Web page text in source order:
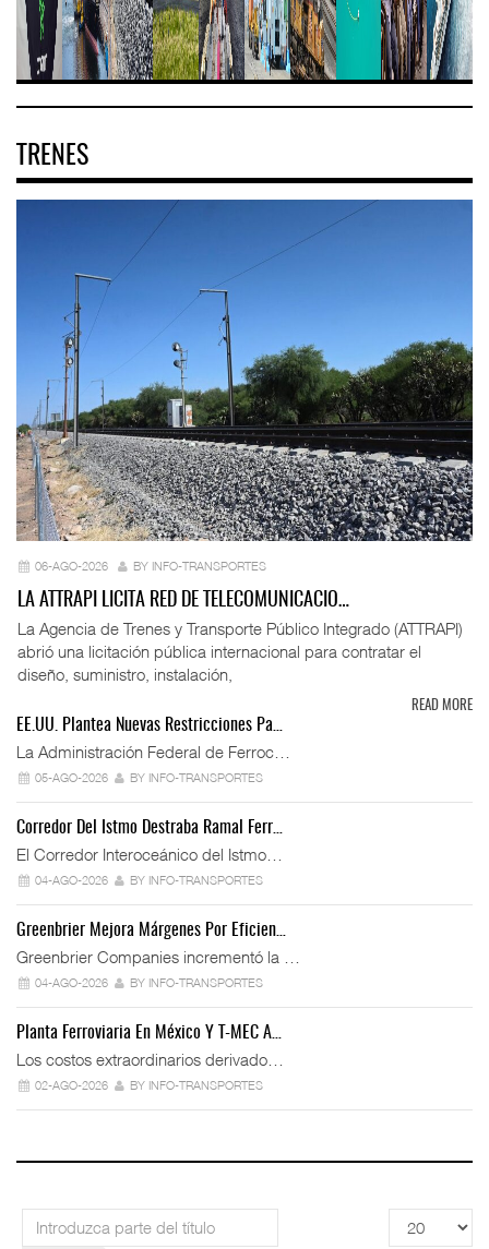
TRENES
06-AGO-2026 BY INFO-TRANSPORTES
LA ATTRAPI LICITA RED DE TELECOMUNICACIO…
La Agencia de Trenes y Transporte Público Integrado (ATTRAPI)
abrió una licitación pública internacional para contratar el
diseño, suministro, instalación,
READ MORE
EE.UU. Plantea Nuevas Restricciones Pa…
La Administración Federal de Ferroc…
05-AGO-2026 BY INFO-TRANSPORTES
Corredor Del Istmo Destraba Ramal Ferr…
El Corredor Interoceánico del Istmo…
04-AGO-2026 BY INFO-TRANSPORTES
Greenbrier Mejora Márgenes Por Eficien…
Greenbrier Companies incrementó la …
04-AGO-2026 BY INFO-TRANSPORTES
Planta Ferroviaria En México Y T-MEC A…
Los costos extraordinarios derivado…
02-AGO-2026 BY INFO-TRANSPORTES
Introduzca
parte
Cantidad
a